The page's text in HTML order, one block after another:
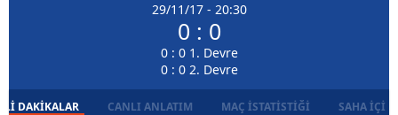
29/11/17 - 20:30
0 : 0
0 : 0 1. Devre
0 : 0 2. Devre
DAKIKALAR CANLI ANLATIM MAÇ İSTATISTIĞI SAHA İÇI